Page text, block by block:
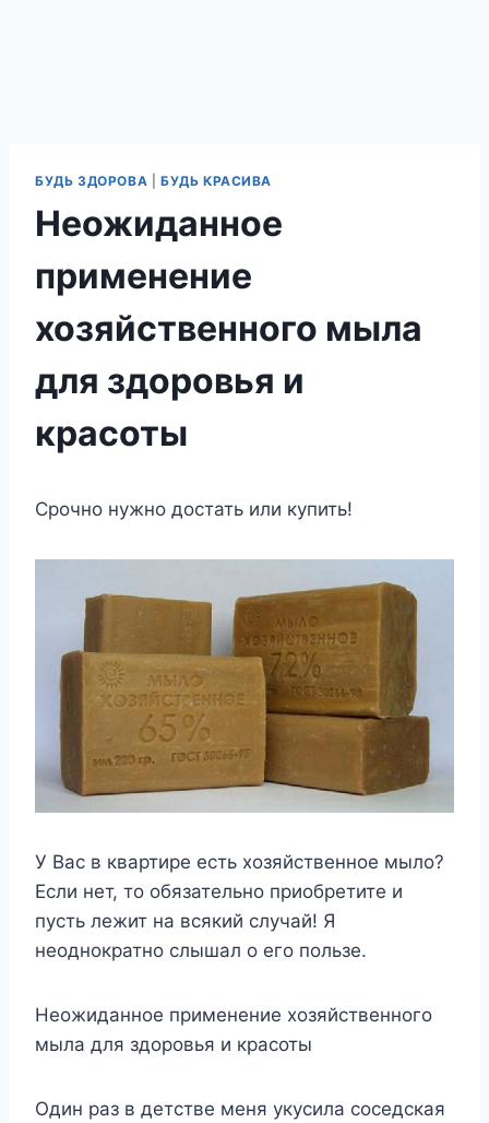
БУДЬ ЗДОРОВА БУДЬ КРАСИВА
Неожиданное
применение
хозяйственного мыла
для здоровья и
красоты
Срочно нужно достать или купить!
У Вас в квартире есть хозяйственное мыло?
Если нет, то обязательно приобретите и
пусть лежит на всякий случай! Я
неоднократно слышал о его пользе.
Неожиданное применение хозяйственного
мыла для здоровья и красоты
Один раз в детстве меня укусила соседская